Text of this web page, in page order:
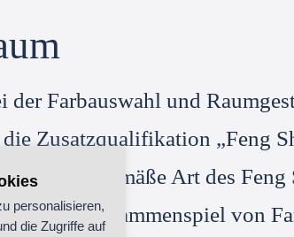
der Farbauswahl und
Zusatzqualifikation „Feng
Diese zeitgemäße Art des Feng
Zusammenspiel von
personalisieren,
die Zugriffe auf